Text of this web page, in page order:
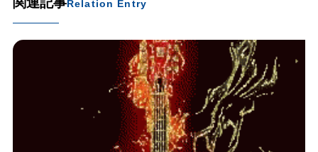
Relation Entry